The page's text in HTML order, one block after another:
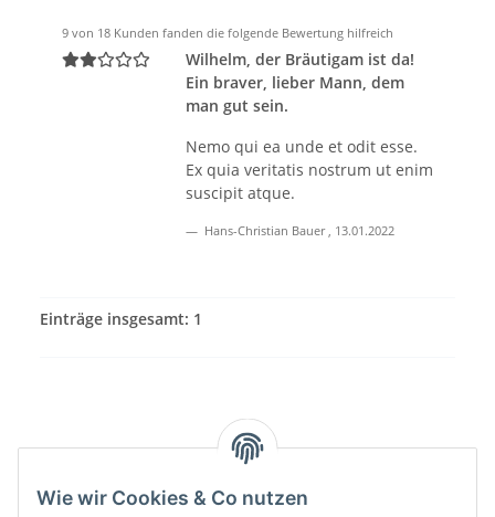
9 von 18 Kunden fanden die folgende Bewertung hilfreich
Wilhelm, der Bräutigam ist da!
Ein braver, lieber Mann, dem
man gut sein.
Nemo qui ea unde et odit esse.
Ex quia veritatis nostrum ut enim
suscipit atque.
Hans-Christian Bauer 13.01.2022
Einträge insgesamt: 1
Wie wir Cookies & Co nutzen